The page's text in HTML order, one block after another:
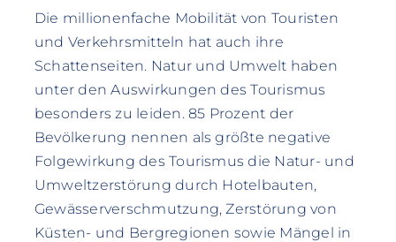
Die millionenfache Mobilität von Touristen
und Verkehrsmitteln hat auch ihre
Schattenseiten. Natur und Umwelt haben
unter den Auswirkungen des Tourismus
besonders zu leiden. 85 Prozent der
Bevölkerung nennen als größte negative
Folgewirkung des Tourismus die Natur- und
Umweltzerstörung durch Hotelbauten,
Gewässerverschmutzung, Zerstörung von
Küsten- und Bergregionen sowie Mängel in